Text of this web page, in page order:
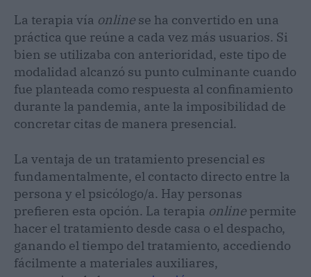
La terapia vía online se ha convertido en una
práctica que reúne a cada vez más usuarios. Si
bien se utilizaba con anterioridad, este tipo de
modalidad alcanzó su punto culminante cuando
fue planteada como respuesta al confinamiento
durante la pandemia, ante la imposibilidad de
concretar citas de manera presencial.
La ventaja de un tratamiento presencial es
fundamentalmente, el contacto directo entre la
persona y el psicólogo/a. Hay personas
prefieren esta opción. La terapia online permite
hacer el tratamiento desde casa o el despacho,
ganando el tiempo del tratamiento, accediendo
fácilmente a materiales auxiliares,